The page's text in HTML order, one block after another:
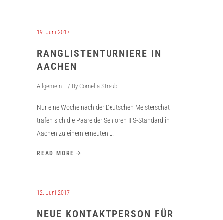
19. Juni 2017
RANGLISTENTURNIERE IN
AACHEN
Allgemein By Cornelia Straub
Nur eine Woche nach der Deutschen Meisterschat
trafen sich die Paare der Senioren II S-Standard in
Aachen zu einem erneuten
READ MORE
12. Juni 2017
NEUE KONTAKTPERSON FÜR